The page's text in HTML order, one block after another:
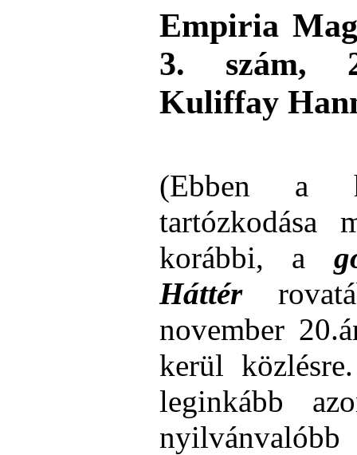
Empiria
3. szám,
Kuliffay
(Ebben a
tartózkodása
korábbi, a
Háttér
november
kerül közlésre
leginkább